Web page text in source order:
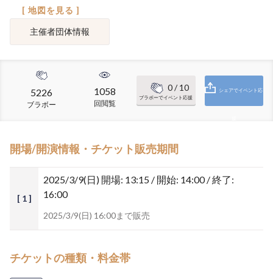
[ 地図を見る ]
主催者団体情報
5226
ブラボー
1058
回閲覧
0/ 10
ブラボーでイベント応援
シェアでイベント応
開場/開演情報・チケット販売期間
[ 1 ]
2025/3/9(日) 開場: 13:15 / 開始: 14:00 / 終了:
16:00
2025/3/9(日) 16:00まで販売
チケットの種類・料金帯